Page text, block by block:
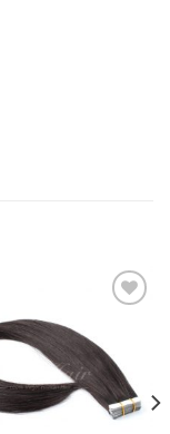
de
souhaits